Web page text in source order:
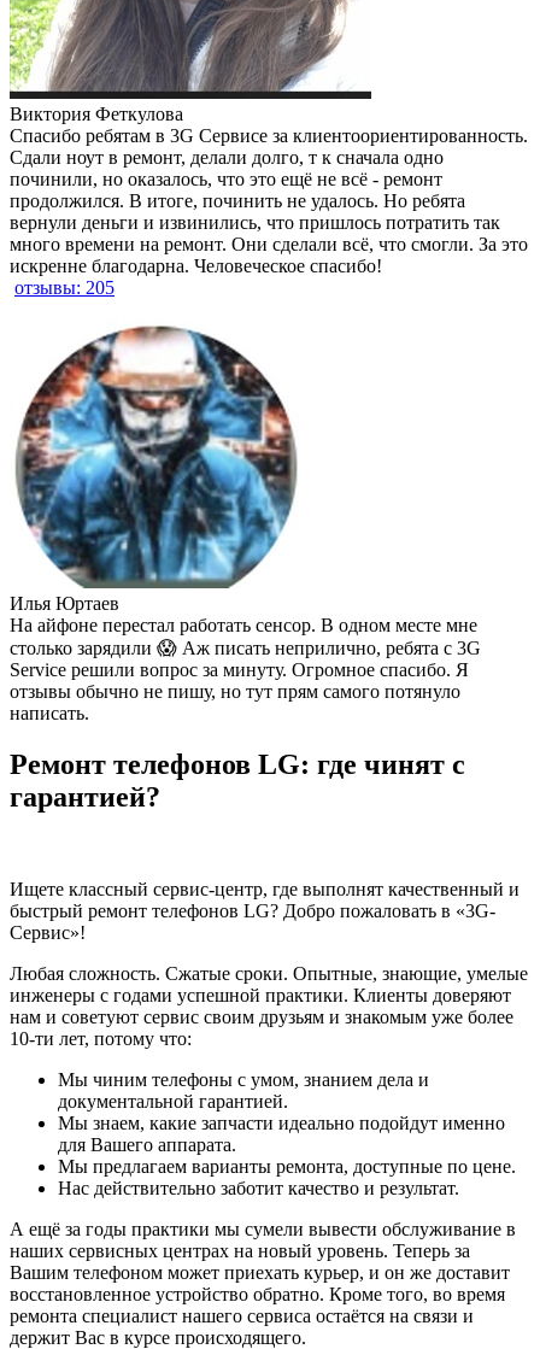
Виктория Феткулова
Спасибо ребятам в 3G Сервисе за клиентоориентированность.
Сдали ноут в ремонт, делали долго, т к сначала одно
починили, но оказалось, что это ещё не всё - ремонт
продолжился. В итоге, починить не удалось. Но ребята
вернули деньги и извинились, что пришлось потратить так
много времени на ремонт. Они сделали всё, что смогли. За это
искренне благодарна. Человеческое спасибо!
отзывы: 205
Илья Юртаев
На айфоне перестал работать сенсор. В одном месте мне
столько зарядили 😱 Аж писать неприлично, ребята с 3G
Service решили вопрос за минуту. Огромное спасибо. Я
отзывы обычно не пишу, но тут прям самого потянуло
написать.
Ремонт телефонов LG: где чинят с
гарантией?
Ищете классный сервис-центр, где выполнят качественный и
быстрый ремонт телефонов LG? Добро пожаловать в «3G-
Сервис»!
Любая сложность. Сжатые сроки. Опытные, знающие, умелые
инженеры с годами успешной практики. Клиенты доверяют
нам и советуют сервис своим друзьям и знакомым уже более
10-ти лет, потому что:
Мы чиним телефоны с умом, знанием дела и
документальной гарантией.
Мы знаем, какие запчасти идеально подойдут именно
для Вашего аппарата.
Мы предлагаем варианты ремонта, доступные по цене.
Нас действительно заботит качество и результат.
А ещё за годы практики мы сумели вывести обслуживание в
наших сервисных центрах на новый уровень. Теперь за
Вашим телефоном может приехать курьер, и он же доставит
восстановленное устройство обратно. Кроме того, во время
ремонта специалист нашего сервиса остаётся на связи и
держит Вас в курсе происходящего.